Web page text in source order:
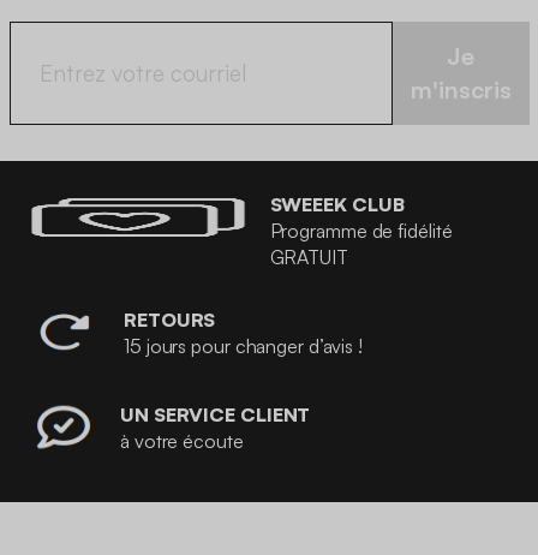
Je
m'inscris
SWEEEK CLUB
Programme de fidélité
GRATUIT
RETOURS
15 jours pour changer d’avis !
UN SERVICE CLIENT
à votre écoute